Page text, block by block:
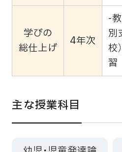
学びの
総仕上げ
4年次
-
別
校
主な授業科目